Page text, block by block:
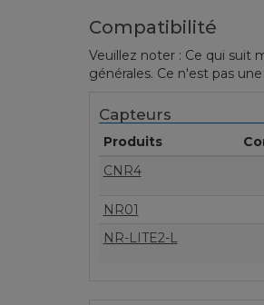
Compatibilité
Veuillez noter : Ce qui suit
générales. Ce n'est pas
Capteurs
Produits
CNR4
NR01
NR-LITE2-L